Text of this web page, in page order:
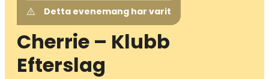
Detta evenemang har varit
Cherrie – Klubb
Efterslag